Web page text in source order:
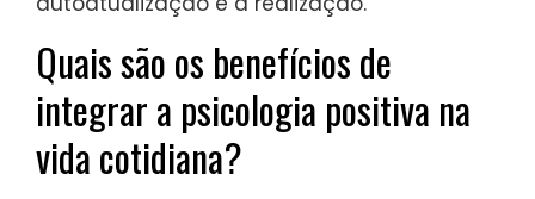
Quais são os benefícios de
integrar a psicologia positiva na
vida cotidiana?